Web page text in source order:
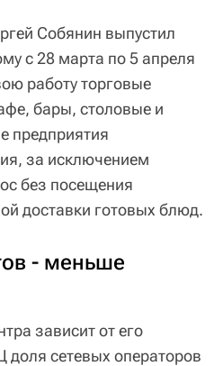
Собянин выпустил
с 28 марта по 5 апреля
работу торговые
бары, столовые и
предприятия
за исключением
без посещения
доставки готовых блюд.
- меньше
зависит от его
доля сетевых операторов